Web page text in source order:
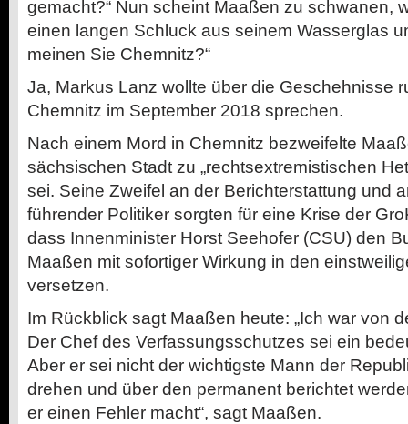
gemacht?“ Nun scheint Maaßen zu schwanen,
einen langen Schluck aus seinem Wasserglas
meinen Sie Chemnitz?“
Ja, Markus Lanz wollte über die Geschehnisse
Chemnitz im September 2018 sprechen.
Nach einem Mord in Chemnitz bezweifelte
sächsischen Stadt zu „rechtsextremistischen
sei. Seine Zweifel an der Berichterstattung und
führender Politiker sorgten für eine Krise der
dass Innenminister Horst Seehofer (CSU) den
Maaßen mit sofortiger Wirkung in den
versetzen.
Im Rückblick sagt Maaßen heute: „Ich war von
Der Chef des Verfassungsschutzes sei ein
Aber er sei nicht der wichtigste Mann der
drehen und über den permanent berichtet
er einen Fehler macht“, sagt Maaßen.